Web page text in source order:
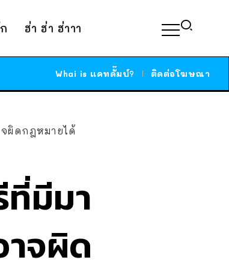
ฮ่า ฮ่า ฮ่าาา
Whai is แคทดั๊มบ์? ติดต่อโฆษณา
ผิดกฎหมายได้
มีมา
าจผิด